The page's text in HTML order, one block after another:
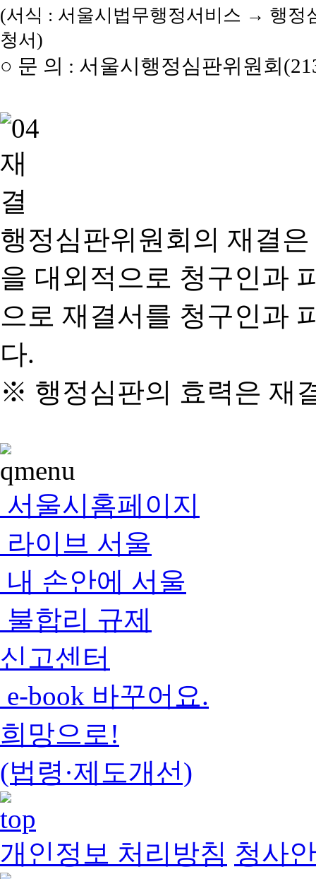
(서식 : 서울시법무행정서비스 → 행
청서)
○ 문 의 : 서울시행정심판위원회
행정심판위원회의 재결
을 대외적으로 청구인과
으로 재결서를 청구인과
다.
※ 행정심판의 효력은 재
서울시홈페이지
라이브 서울
내 손안에 서울
불합리 규제
신고센터
e-book 바꾸어요.
희망으로!
(법령·제도개선)
개인정보 처리방침 청사